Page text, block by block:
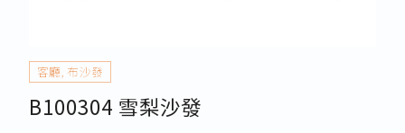
客廳 ,布沙發
B100304 雪梨沙發